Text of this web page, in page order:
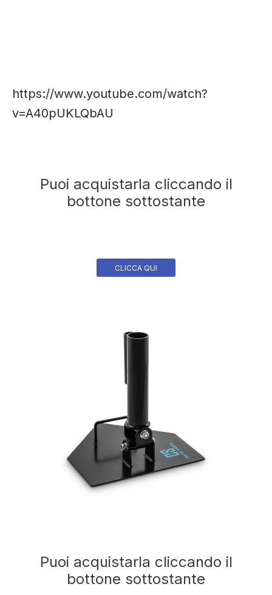
https://www.youtube.com/watch?
v=A40pUKLQbAU
Puoi acquistarla cliccando il
bottone sottostante
CLICCA QUI
Puoi acquistarla cliccando il
bottone sottostante